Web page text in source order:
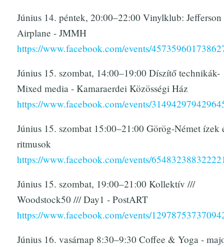
Június 14. péntek, 20:00–22:00 Vinylklub: Jefferson
Airplane - JMMH
https://www.facebook.com/events/
Június 15. szombat, 14:00–19:00 Díszítő technikák-
Mixed media - Kamaraerdei Közösségi Ház
https://www.facebook.com/events/
Június 15. szombat 15:00–21:00 Görög-Német ízek
ritmusok
https://www.facebook.com/events/
Június 15. szombat, 19:00–21:00 Kollektív ///
Woodstock50 /// Day1 - PostART
https://www.facebook.com/events/
Június 16. vasárnap 8:30–9:30 Coffee & Yoga -